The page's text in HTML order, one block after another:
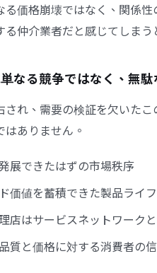
る価格崩壊ではなく、関係
る仲介業者だと感じてしま
なる競争ではなく、無
され、需要の検証を欠いた
はありません。
展できたはずの市場秩序
価値を蓄積できた製品ライ
店はサービスネットワーク
質と価格に対する消費者の